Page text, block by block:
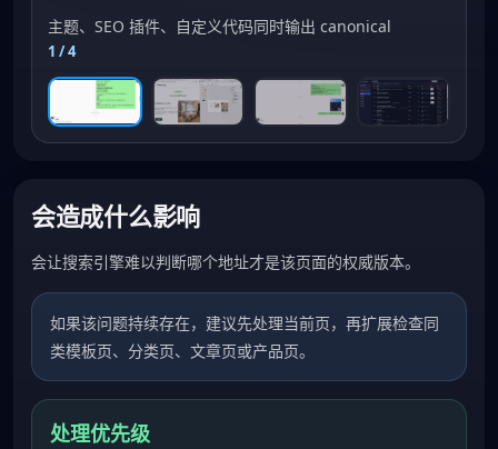
主题、SEO 插件、自定义代码同时输出 canonical
1 / 4
会造成什么影响
会让搜索引擎难以判断哪个地址才是该页面的权威版本。
如果该问题持续存在，建议先处理当前页，再扩展检查同
类模板页、分类页、文章页或产品页。
处理优先级